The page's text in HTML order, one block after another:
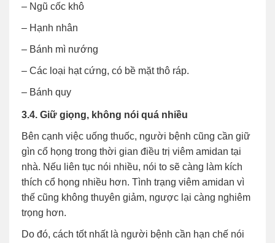
– Ngũ cốc khô
– Hạnh nhân
– Bánh mì nướng
– Các loại hạt cứng, có bề mặt thô ráp.
– Bánh quy
3.4. Giữ giọng, không nói quá nhiều
Bên cạnh việc uống thuốc, người bệnh cũng cần giữ
gìn cổ họng trong thời gian điều trị viêm amidan tại
nhà. Nếu liên tục nói nhiều, nói to sẽ càng làm kích
thích cổ họng nhiều hơn. Tình trạng viêm amidan vì
thế cũng không thuyên giảm, ngược lại càng nghiêm
trọng hơn.
Do đó, cách tốt nhất là người bệnh cần hạn chế nói